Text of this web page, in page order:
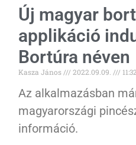
Új magyar
applikáció
Bortúra néven
Kasza János 2022.09.09. 11:32
Az alkalmazásban
magyarországi
információ.